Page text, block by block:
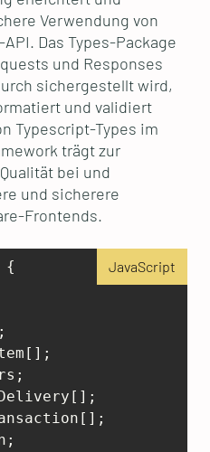
Verwendung von
Das Types-Package
und Responses
sichergestellt wird,
und validiert
Typescript-Types im
trägt zur
bei und
und sicherere
Frontends.
JavaScript
{